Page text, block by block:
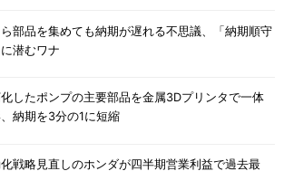
部品を集めても納期が遅れる不思議、「納期順守
潜むワナ
したポンプの主要部品を金属3Dプリンタで一体
納期を3分の1に短縮
戦略見直しのホンダが四半期営業利益で過去最